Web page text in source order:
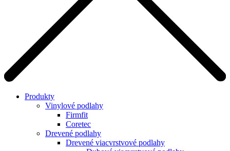
Produkty
Vinylové podlahy
Firmfit
Coretec
Drevené podlahy
Drevené viacvrstvové podlahy